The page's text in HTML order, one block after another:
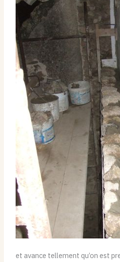
et avance tellement qu’on est